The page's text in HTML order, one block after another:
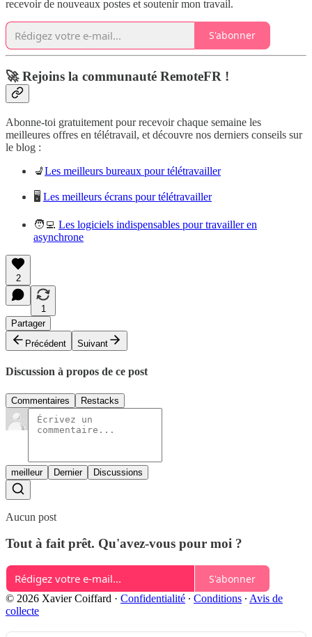
recevoir de nouveaux postes et soutenir mon travail.
S'abonner
🚀 Rejoins la communauté RemoteFR !
Abonne-toi gratuitement pour recevoir chaque semaine les
meilleures offres en télétravail, et découvre nos derniers conseils sur
le blog :
💺Les meilleurs bureaux pour télétravailler
🖥️ Les meilleurs écrans pour télétravailler
🧑‍💻 Les logiciels indispensables pour travailler en
asynchrone
2
1
Partager
Précédent
Suivant
Discussion à propos de ce post
Commentaires Restacks
meilleur Dernier Discussions
Aucun post
Tout à fait prêt. Qu'avez-vous pour moi ?
S'abonner
© 2026 Xavier Coiffard · Confidentialité ∙ Conditions ∙ Avis de
collecte